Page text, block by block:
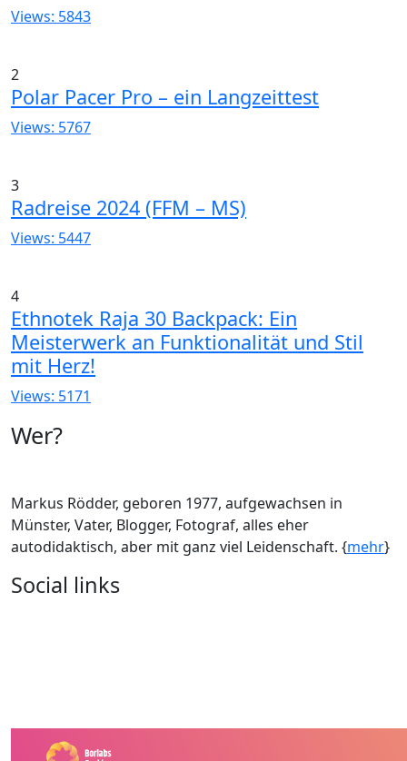
Views: 5843
2
Polar Pacer Pro – ein Langzeittest
Views: 5767
3
Radreise 2024 (FFM – MS)
Views: 5447
4
Ethnotek Raja 30 Backpack: Ein
Meisterwerk an Funktionalität und Stil
mit Herz!
Views: 5171
Wer?
Markus Rödder, geboren 1977, aufgewachsen in
Münster, Vater, Blogger, Fotograf, alles eher
autodidaktisch, aber mit ganz viel Leidenschaft. {mehr}
Social links